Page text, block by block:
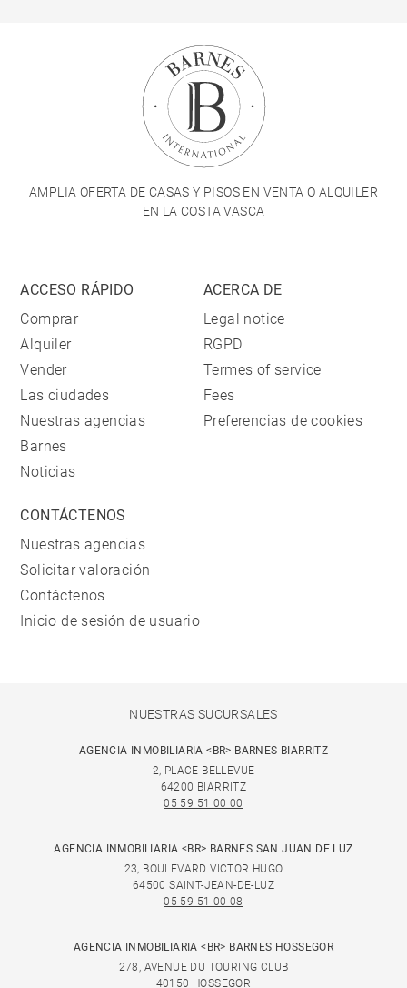
AMPLIA OFERTA DE CASAS Y PISOS EN VENTA O ALQUILER
EN LA COSTA VASCA
ACCESO RÁPIDO
Comprar
Alquiler
Vender
Las ciudades
Nuestras agencias
Barnes
Noticias
ACERCA DE
Legal notice
RGPD
Termes of service
Fees
Preferencias de cookies
CONTÁCTENOS
Nuestras agencias
Solicitar valoración
Contáctenos
Inicio de sesión de usuario
NUESTRAS SUCURSALES
AGENCIA INMOBILIARIA <BR> BARNES BIARRITZ
2, PLACE BELLEVUE
64200 BIARRITZ
05 59 51 00 00
AGENCIA INMOBILIARIA <BR> BARNES SAN JUAN DE LUZ
23, BOULEVARD VICTOR HUGO
64500 SAINT-JEAN-DE-LUZ
05 59 51 00 08
AGENCIA INMOBILIARIA <BR> BARNES HOSSEGOR
278, AVENUE DU TOURING CLUB
40150 HOSSEGOR